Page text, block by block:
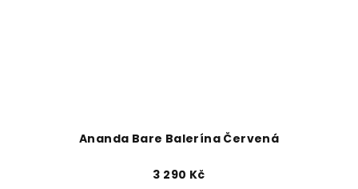
Ananda Bare Balerína Červená
3 290 Kč